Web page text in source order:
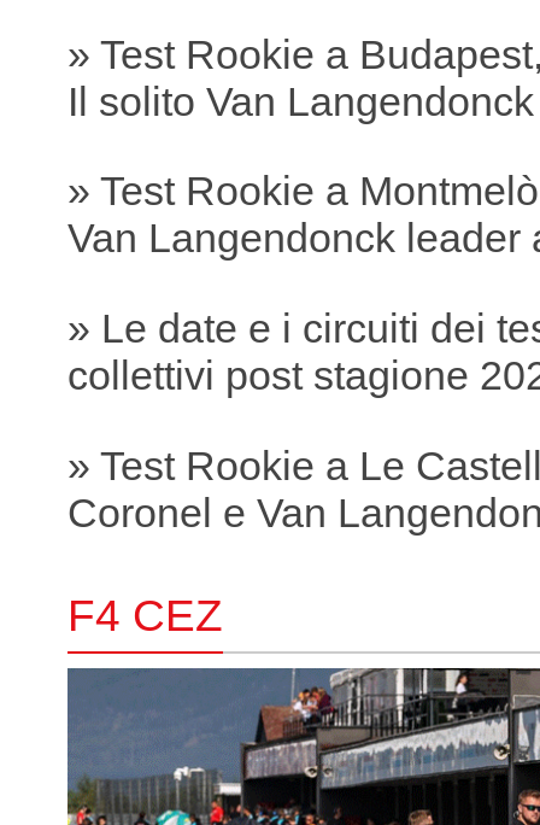
» Test Rookie a
Il solito Van
» Test Rookie a Montmelò
Van Langendonck leader
» Le date e i circuiti dei
collettivi post stagione
» Test Rookie a Le
Coronel e Van
F4 CEZ